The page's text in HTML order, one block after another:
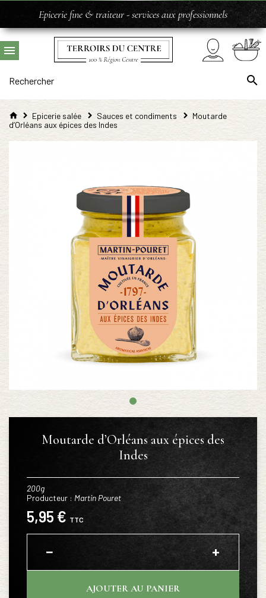
Epicerie fine & traiteur - services aux professionnels
Epicerie salée Sauces et condiments
Moutarde
d’Orléans aux épices des Indes
Moutarde d’Orléans aux épices des
Indes
200g
Producteur : Martin Pouret
5,95 € TTC
− +
AJOUTER AU PANIER